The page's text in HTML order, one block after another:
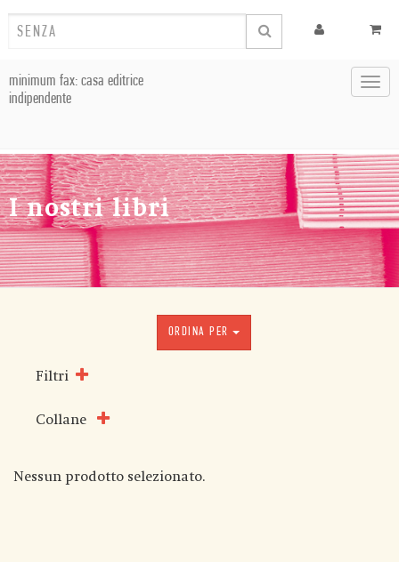
minimum fax: casa editrice
indipendente
I nostri libri
ORDINA PER
Filtri
Collane
Nessun prodotto selezionato.